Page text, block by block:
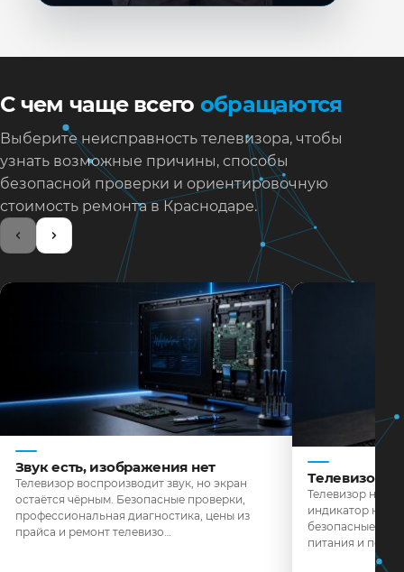
С чем чаще всего обращаются
Выберите неисправность телевизора, чтобы
узнать возможные причины, способы
безопасной проверки и ориентировочную
стоимость ремонта в Краснодаре.
Звук есть, изображения нет
Телевизор воспроизводит звук, но экран
остаётся чёрным. Безопасные проверки,
профессиональная диагностика, цены из
прайса и ремонт телевизо…
Телевизор
Телевизор не
индикатор не
безопасные
питания и